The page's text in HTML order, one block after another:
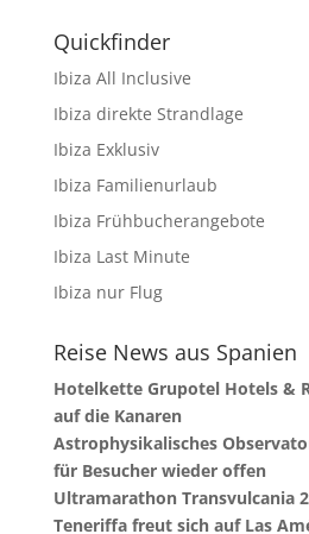
Quickfinder
Ibiza All Inclusive
Ibiza direkte Strandlage
Ibiza Exklusiv
Ibiza Familienurlaub
Ibiza Frühbucherangebote
Ibiza Last Minute
Ibiza nur Flug
Reise News aus Spanien
Hotelkette Grupotel Hotels &
auf die Kanaren
Astrophysikalisches
für Besucher wieder offen
Ultramarathon Transvulcania
Teneriffa freut sich auf Las